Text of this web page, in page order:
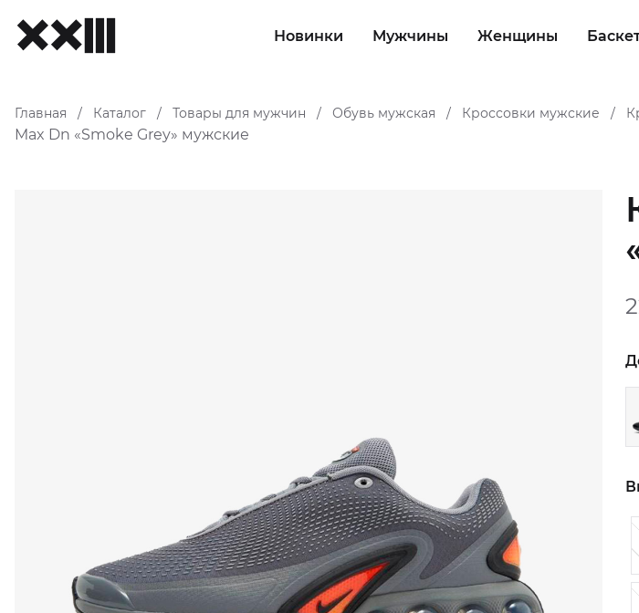
Новинки Мужчины Женщины
Главная / Каталог / Товары для мужчин / Обувь мужская / Кроссовки мужские /
Max Dn «Smoke Grey» мужские